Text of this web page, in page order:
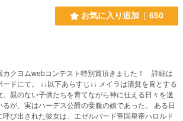
お気に入り追加 650
カクヨムwebコンテスト特別賞頂きました！ 詳細は
下あらすじ↓↓ メイラは清貧を旨とする
。親のない子供たちを育てながら神に仕える日々を送
るが、実はハーデス公爵の妾腹の娘であった。 ある日
呼び出された彼女は、エゼルバード帝国皇帝ハロルド